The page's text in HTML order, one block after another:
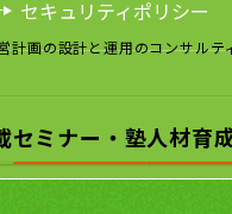
計画の設計と運用のコンサルテ
セミナー・塾人材育
セキュリティポリシー